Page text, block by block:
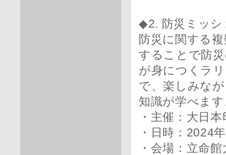
◆2. 防災ミッシ
防災に関する
することで防
が身につくラ
で、楽しみな
知識が学べま
・主催：大日
・日時：2024
・会場：立命